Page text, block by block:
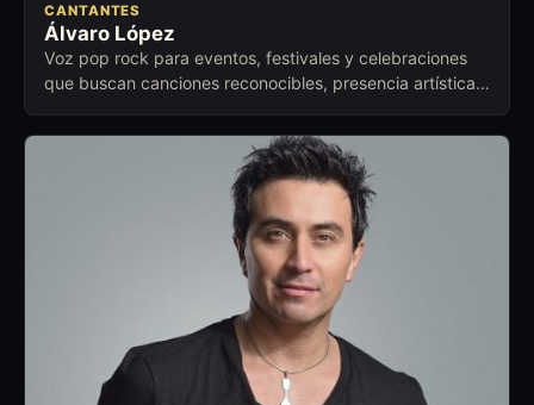
CANTANTES
Álvaro López
Voz pop rock para eventos, festivales y celebraciones
que buscan canciones reconocibles, presencia artística y